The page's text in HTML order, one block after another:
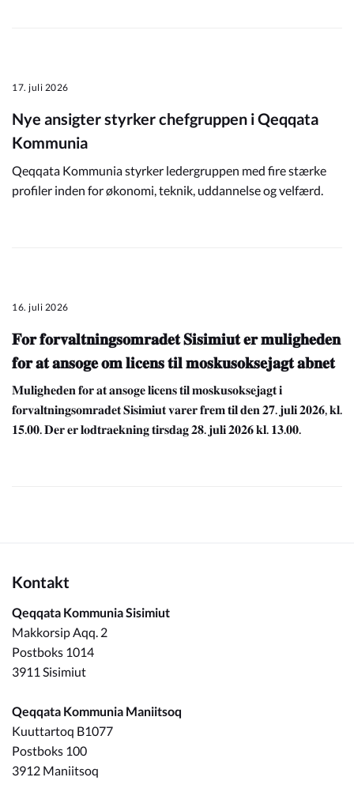
17. juli 2026
Nye ansigter styrker chefgruppen i Qeqqata
Kommunia
Qeqqata Kommunia styrker ledergruppen med fire stærke
profiler inden for økonomi, teknik, uddannelse og velfærd.
16. juli 2026
𝐅𝐨𝐫 𝐟𝐨𝐫𝐯𝐚𝐥𝐭𝐧𝐢𝐧𝐠𝐬𝐨𝐦𝐫𝐚𝐝𝐞𝐭 𝐒𝐢𝐬𝐢𝐦𝐢𝐮𝐭 𝐞𝐫 𝐦𝐮𝐥𝐢𝐠𝐡𝐞𝐝𝐞𝐧
𝐟𝐨𝐫 𝐚𝐭 𝐚𝐧𝐬𝐨𝐠𝐞 𝐨𝐦 𝐥𝐢𝐜𝐞𝐧𝐬 𝐭𝐢𝐥 𝐦𝐨𝐬𝐤𝐮𝐬𝐨𝐤𝐬𝐞𝐣𝐚𝐠𝐭 𝐚𝐛𝐧𝐞𝐭
𝐌𝐮𝐥𝐢𝐠𝐡𝐞𝐝𝐞𝐧 𝐟𝐨𝐫 𝐚𝐭 𝐚𝐧𝐬𝐨𝐠𝐞 𝐥𝐢𝐜𝐞𝐧𝐬 𝐭𝐢𝐥 𝐦𝐨𝐬𝐤𝐮𝐬𝐨𝐤𝐬𝐞𝐣𝐚𝐠𝐭 𝐢
𝐟𝐨𝐫𝐯𝐚𝐥𝐭𝐧𝐢𝐧𝐠𝐬𝐨𝐦𝐫𝐚𝐝𝐞𝐭 𝐒𝐢𝐬𝐢𝐦𝐢𝐮𝐭 𝐯𝐚𝐫𝐞𝐫 𝐟𝐫𝐞𝐦 𝐭𝐢𝐥 𝐝𝐞𝐧 𝟐𝟕. 𝐣𝐮𝐥𝐢 𝟐𝟎𝟐𝟔, 𝐤𝐥.
𝟏𝟓.𝟎𝟎. 𝐃𝐞𝐫 𝐞𝐫 𝐥𝐨𝐝𝐭𝐫𝐚𝐞𝐤𝐧𝐢𝐧𝐠 𝐭𝐢𝐫𝐬𝐝𝐚𝐠 𝟐𝟖. 𝐣𝐮𝐥𝐢 𝟐𝟎𝟐𝟔 𝐤𝐥. 𝟏𝟑.𝟎𝟎.
Kontakt
Qeqqata Kommunia Sisimiut
Makkorsip Aqq. 2
Postboks 1014
3911 Sisimiut
Qeqqata Kommunia Maniitsoq
Kuuttartoq B1077
Postboks 100
3912 Maniitsoq